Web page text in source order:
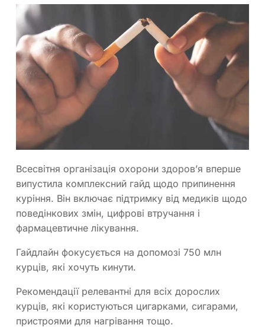
Всесвітня організація охорони здоровʼя вперше
випустила комплексний гайд щодо припинення
куріння. Він включає підтримку від медиків щодо
поведінкових змін, цифрові втручання i
фармацевтичне лікування.
Гайдлайн фокусується на допомозі 750 млн
курців, які хочуть кинути.
Рекомендації релевантні для всіх дорослих
курців, які користуються цигарками, сигарами,
пристроями для нагрівання тощо.